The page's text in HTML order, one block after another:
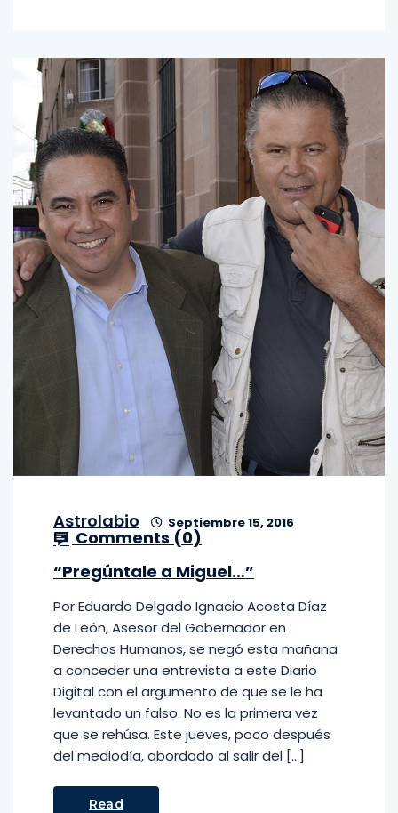
Astrolabio Septiembre 15, 2016
Comments (0)
“Pregúntale a Miguel…”
Por Eduardo Delgado Ignacio Acosta Díaz
de León, Asesor del Gobernador en
Derechos Humanos, se negó esta mañana
a conceder una entrevista a este Diario
Digital con el argumento de que se le ha
levantado un falso. No es la primera vez
que se rehúsa. Este jueves, poco después
del mediodía, abordado al salir del […]
Read